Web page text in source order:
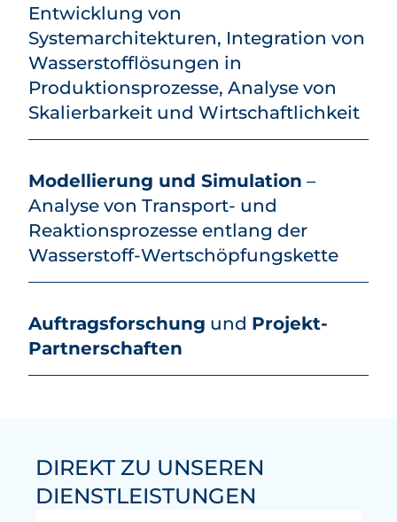
Entwicklung von
Systemarchitekturen, Integration von
Wasserstoff­lösungen in
Produktionsprozesse, Analyse von
Skalierbarkeit und Wirtschaftlichkeit
Modellierung und Simulation –
Analyse von Transport- und
Reaktionsprozesse entlang der
Wasserstoff-Wertschöpfungskette
Auftragsforschung und Projekt-
Partnerschaften
DIREKT ZU UNSEREN
DIENSTLEISTUNGEN